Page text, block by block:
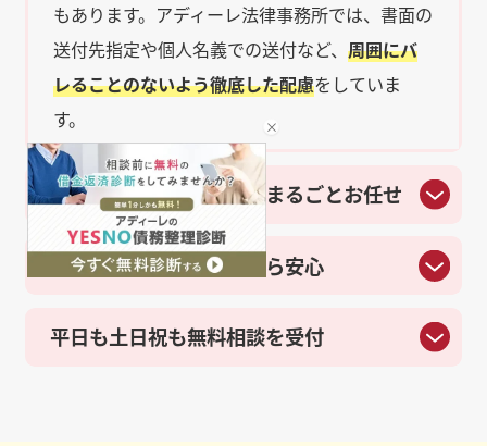
もあります。アディーレ法律事務所では、書面の
送付先指定や個人名義での送付など、周囲にバ
レることのないよう徹底した配慮をしていま
す。
複雑な手続きも弁護士へまるごとお任せ
独自の費用保証があるから安心
平日も土日祝も無料相談を受付